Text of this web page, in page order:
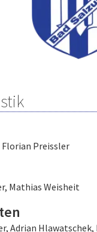
Florian Preissler
, Mathias Weisheit
, Adrian Hlawatschek,